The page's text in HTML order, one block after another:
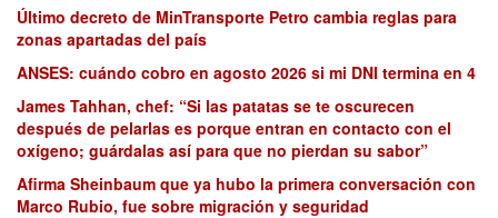
Último decreto de MinTransporte Petro cambia reglas para
zonas apartadas del país
ANSES: cuándo cobro en agosto 2026 si mi DNI termina en 4
James Tahhan, chef: “Si las patatas se te oscurecen
después de pelarlas es porque entran en contacto con el
oxígeno; guárdalas así para que no pierdan su sabor”
Afirma Sheinbaum que ya hubo la primera conversación con
Marco Rubio, fue sobre migración y seguridad